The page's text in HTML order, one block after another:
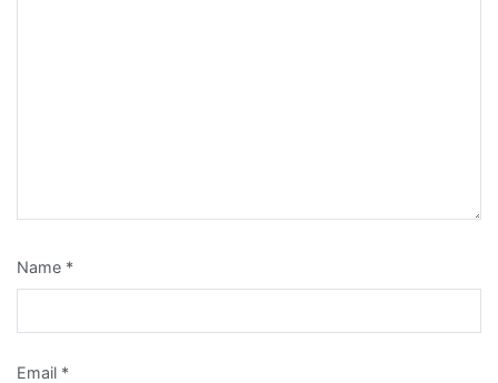
Name *
Email *